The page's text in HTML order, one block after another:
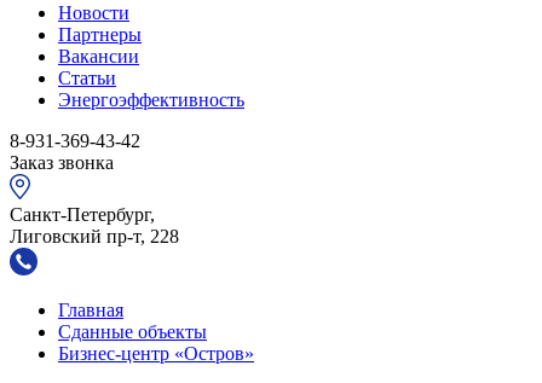
Новости
Партнеры
Вакансии
Статьи
Энергоэффективность
8-931-369-43-42
Заказ звонка
Санкт-Петербург,
Лиговский пр-т, 228
Главная
Сданные объекты
Бизнес-центр «Остров»